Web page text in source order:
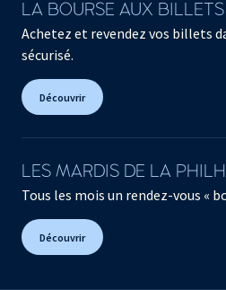
LA BOURSE AUX BILLETS
Achetez et revendez vos billets
sécurisé.
Découvrir
LES MARDIS DE LA
Tous les mois un rendez-vous «
Découvrir